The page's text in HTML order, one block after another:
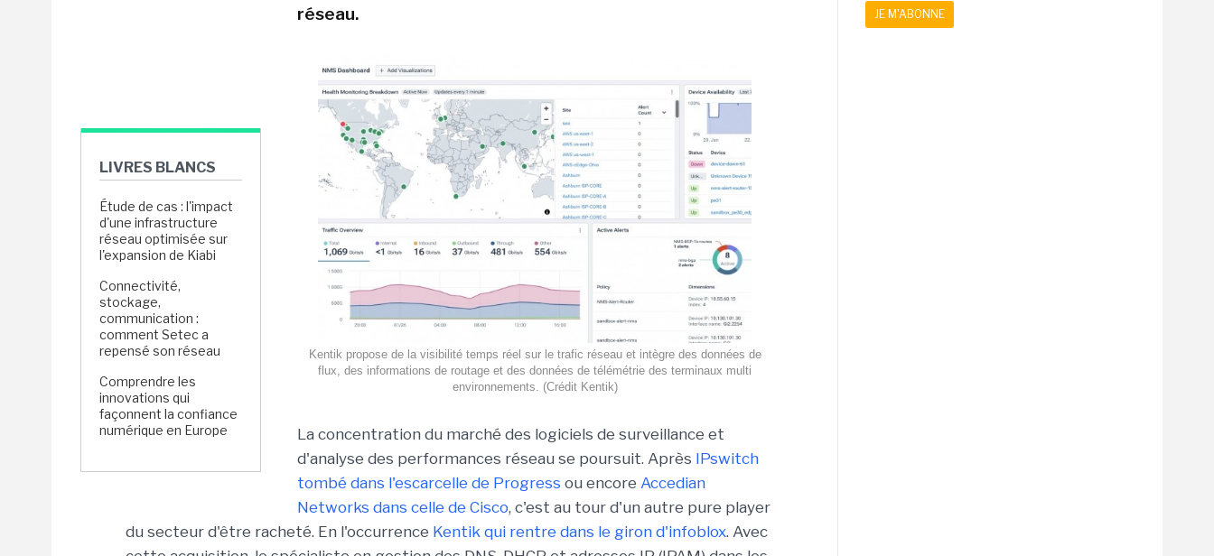
LIVRES BLANCS
Étude de cas : l'impact
d'une infrastructure
réseau optimisée sur
l'expansion de Kiabi
Connectivité,
stockage,
communication :
comment Setec a
repensé son réseau
Comprendre les
innovations qui
façonnent la confiance
numérique en Europe
réseau.
Kentik propose de la visibilité temps réel sur le trafic réseau et intègre des données de
flux, des informations de routage et des données de télémétrie des terminaux multi
environnements. (Crédit Kentik)
La concentration du marché des logiciels de surveillance et
d'analyse des performances réseau se poursuit. Après IPswitch
tombé dans l'escarcelle de Progress ou encore Accedian
Networks dans celle de Cisco, c'est au tour d'un autre pure player
du secteur d'être racheté. En l'occurrence Kentik qui rentre dans le giron d'infoblox. Avec
JE M'ABONNE